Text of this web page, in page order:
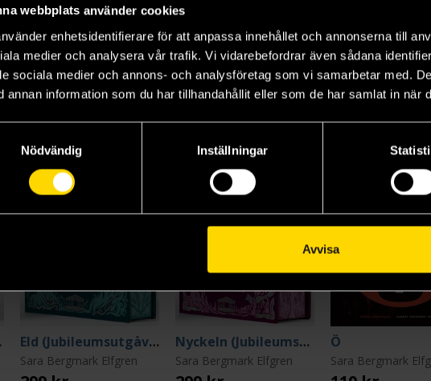
webbplats använder cookies
enhetsidentifierare för att anpassa innehållet och annonserna till
medier och analysera vår trafik. Vi vidarebefordrar även sådana
sociala medier och annons- och analysföretag som vi samarbetar med.
annan information som du har tillhandahållit eller som de har samlat in när
Nödvändig
Inställningar
Avvisa
Elfgren
Eld (Jubileumsutgåva)
Sara Bergmark Elfgren
Nyckeln (Jubileumsutgåva)
Sara Bergmark Elfgren
Ö
Sara Bergmark